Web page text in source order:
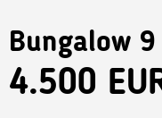
Bungalow
4.500